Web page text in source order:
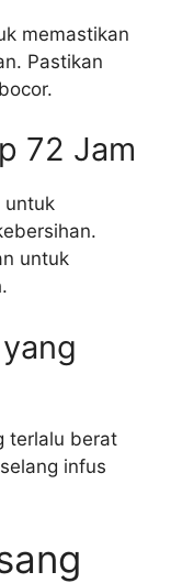
memastikan
Pastikan
72 Jam
untuk
untuk
terlalu berat
infus